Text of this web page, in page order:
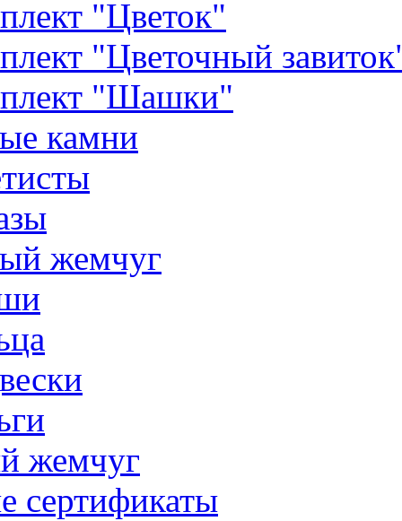
"Цветок"
"Цветочный
"Шашки"
камни
жемчуг
жемчуг
сертификаты